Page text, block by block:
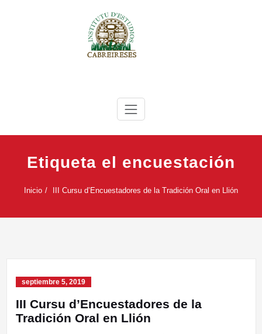
Instituto de Estudios Cabreireses
Etiqueta el encuestación
Inicio III Cursu d’Encuestadores de la Tradición Oral en Llión
septiembre 5, 2019
III Cursu d’Encuestadores de la
Tradición Oral en Llión